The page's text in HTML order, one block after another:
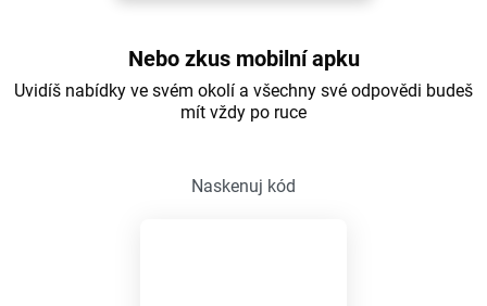
Nebo zkus mobilní apku
Uvidíš nabídky ve svém okolí a všechny své odpovědi budeš
mít vždy po ruce
Naskenuj kód